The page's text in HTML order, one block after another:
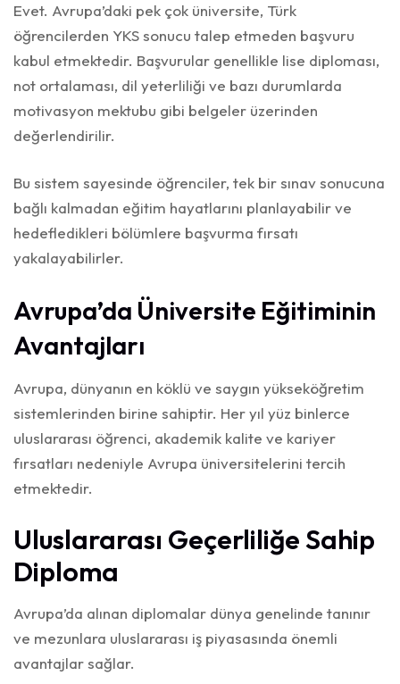
Evet. Avrupa’daki pek çok üniversite, Türk
öğrencilerden YKS sonucu talep etmeden başvuru
kabul etmektedir. Başvurular genellikle lise diploması,
not ortalaması, dil yeterliliği ve bazı durumlarda
motivasyon mektubu gibi belgeler üzerinden
değerlendirilir.
Bu sistem sayesinde öğrenciler, tek bir sınav sonucuna
bağlı kalmadan eğitim hayatlarını planlayabilir ve
hedefledikleri bölümlere başvurma fırsatı
yakalayabilirler.
Avrupa’da Üniversite Eğitiminin
Avantajları
Avrupa, dünyanın en köklü ve saygın yükseköğretim
sistemlerinden birine sahiptir. Her yıl yüz binlerce
uluslararası öğrenci, akademik kalite ve kariyer
fırsatları nedeniyle Avrupa üniversitelerini tercih
etmektedir.
Uluslararası Geçerliliğe Sahip
Diploma
Avrupa’da alınan diplomalar dünya genelinde tanınır
ve mezunlara uluslararası iş piyasasında önemli
avantajlar sağlar.